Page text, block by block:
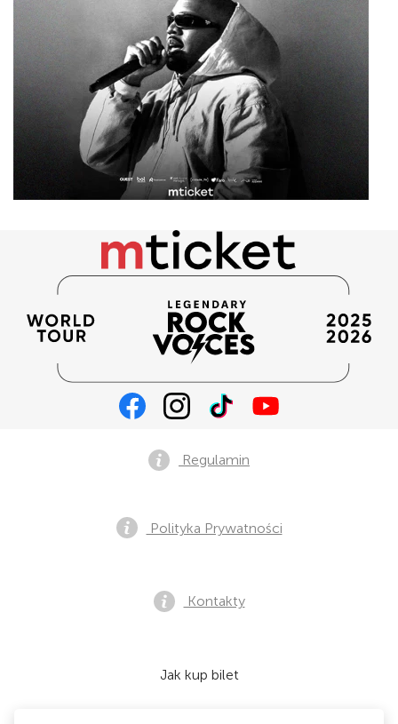
Regulamin
Polityka Prywatności
Kontakty
Jak kup bilet